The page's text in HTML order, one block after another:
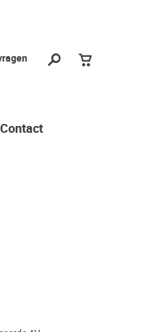
Contact